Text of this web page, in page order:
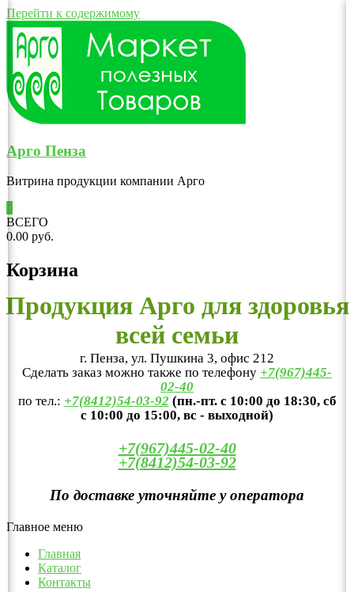
Перейти к содержимому
Арго Пенза
Витрина продукции компании Арго
ВСЕГО
0.00 руб.
Корзина
Продукция Арго для здоровья
всей семьи
г. Пенза, ул. Пушкина 3, офис 212
Сделать заказ можно также по телефону +7(967)445-
02-40
по тел.: +7(8412)54-03-92 (пн.-пт. с 10:00 до 18:30, сб
с 10:00 до 15:00, вс - выходной)
+7(967)445-02-40
+7(8412)54-03-92
По доставке уточняйте у оператора
Главное меню
Главная
Каталог
Контакты